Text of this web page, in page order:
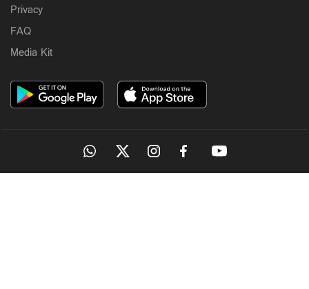
Privacy
FAQ
Media Kit